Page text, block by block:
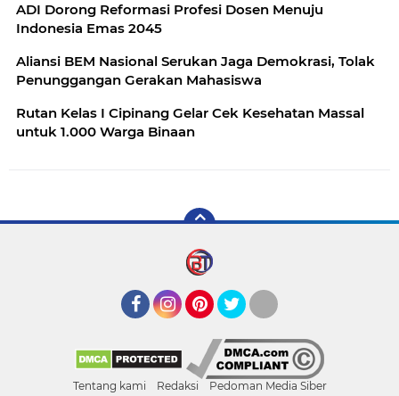
ADI Dorong Reformasi Profesi Dosen Menuju
Indonesia Emas 2045
Aliansi BEM Nasional Serukan Jaga Demokrasi, Tolak
Penunggangan Gerakan Mahasiswa
Rutan Kelas I Cipinang Gelar Cek Kesehatan Massal
untuk 1.000 Warga Binaan
Tentang kami Redaksi Pedoman Media Siber